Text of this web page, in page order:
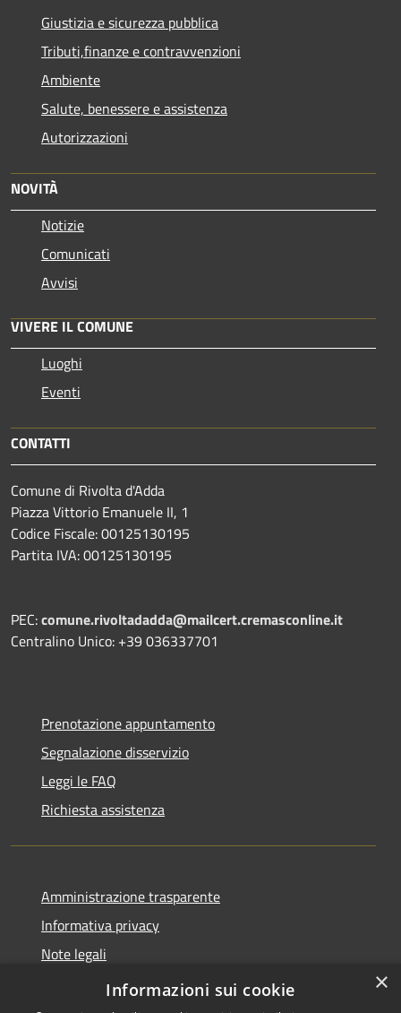
Giustizia e sicurezza pubblica
Tributi,finanze e contravvenzioni
Ambiente
Salute, benessere e assistenza
Autorizzazioni
NOVITÀ
Notizie
Comunicati
Avvisi
VIVERE IL COMUNE
Luoghi
Eventi
CONTATTI
Comune di Rivolta d'Adda
Piazza Vittorio Emanuele II, 1
Codice Fiscale: 00125130195
Partita IVA: 00125130195
PEC:comune.rivoltadadda@mailcert.cremasconline.it
Centralino Unico: +39 036337701
Prenotazione appuntamento
Segnalazione disservizio
Leggi le FAQ
Richiesta assistenza
Amministrazione trasparente
Informativa privacy
Note legali
Dichiarazione di accessibilità
×
Informazioni sui cookie